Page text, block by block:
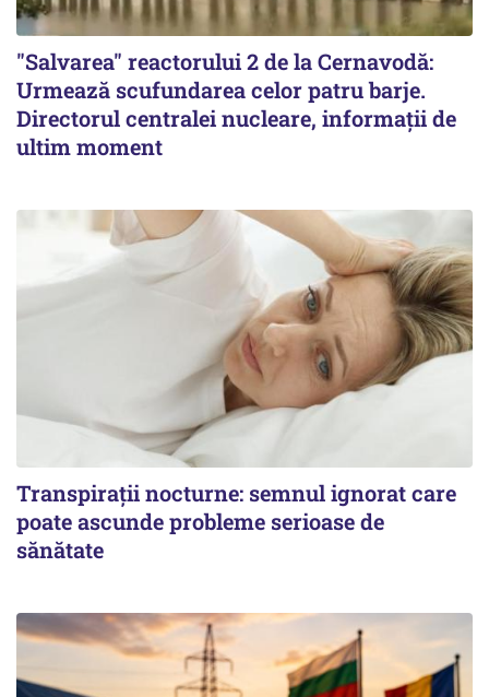
"Salvarea" reactorului 2 de la Cernavodă:
Urmează scufundarea celor patru barje.
Directorul centralei nucleare, informații de
ultim moment
Transpirații nocturne: semnul ignorat care
poate ascunde probleme serioase de
sănătate